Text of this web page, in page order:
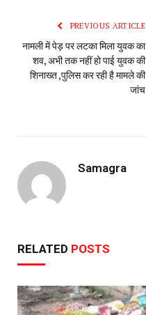
PREVIOUS ARTICLE
नामली में पेड़ पर लटका मिला युवक का
शव, अभी तक नहीं हो पाई युवक की
शिनाख्त ,पुलिस कर रही है मामले की
जांच
Samagra
RELATED POSTS